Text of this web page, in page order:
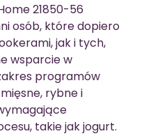
21850-56
osób, które dopiero
jak i tych,
wsparcie w
programów
rybne i
takie jak jogurt.